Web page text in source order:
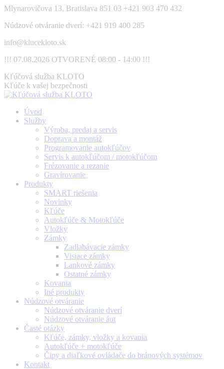
Skip
content
Mlynarovičova 13, Bratislava 851 03 +421 903 470 432
Núdzové otváranie dverí: +421 919 400 285
info@klucekloto.sk
!!! 07.08.2026 OTVORENÉ 08:00 - 14:00 !!!
Facebook
page
opens
new
window
Kľúčová služba KLOTO
Kľúče k vašej bezpečnosti
Úvod
Služby
Výroba, predaj a servis
Doprava a montáž
Programovanie autokľúčov
Servis k autokľúčom / motokľúčom
Frézovanie a rezanie
Gravírovanie
Produkty
SMART riešenia
Novinky
Kľúče
Autokľúče & Motokľúče
Vložky
Zámky
Zadlabávacie zámky
Visiace zámky
Lankové zámky
Ostatné zámky
Kovania
Iné produkty
Núdzové otváranie
Núdzové otváranie dverí
Núdzové otváranie áut
Časté otázky
Kľúče, zámky, vložky a kovania
Autokľúče + motokľúče
Čipy a diaľkové ovládače do bránových systémov
Kontakt